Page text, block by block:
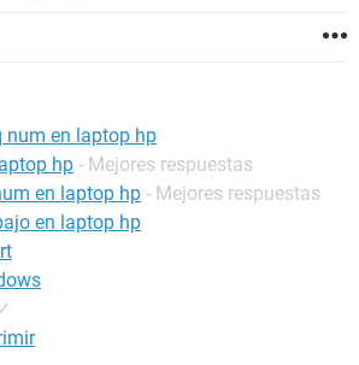
num en laptop hp
hp - Mejores respuestas
en laptop hp - Mejores respuestas
en laptop hp
✓